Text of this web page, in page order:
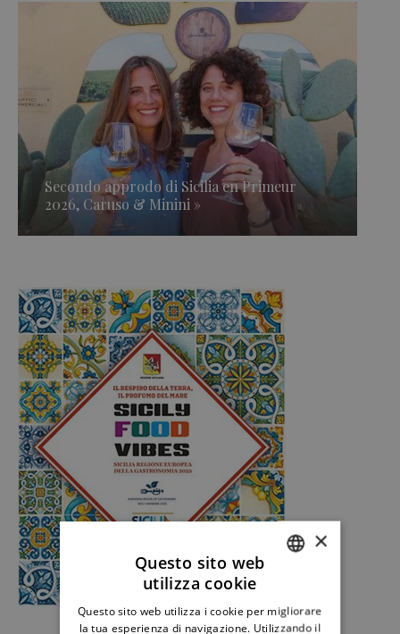
Secondo approdo di Sicilia en Primeur
2026, Caruso & Minini »
ENGLISH
×
Questo sito web
utilizza cookie
Questo sito web utilizza i cookie per migliorare
la tua esperienza di navigazione. Utilizzando il